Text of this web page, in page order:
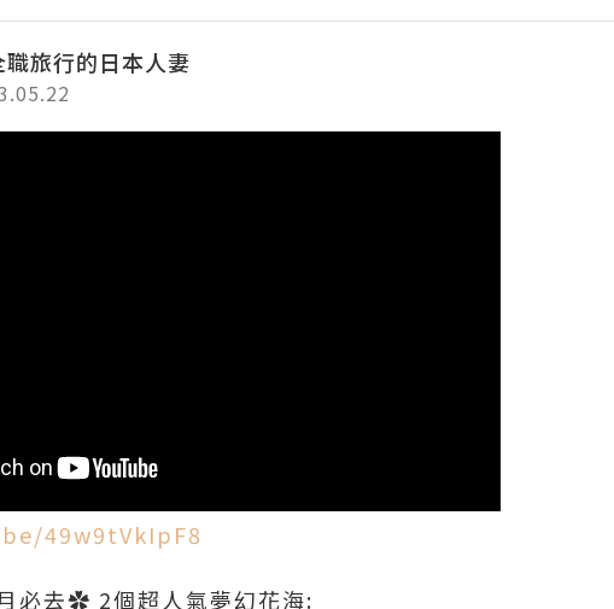
旅行的日本人妻
49w9tVkIpF8
必去✿ 2個超人氣夢幻花海: